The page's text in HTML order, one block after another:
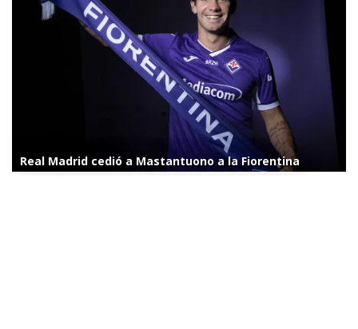
Real Madrid cedió a Mastantuono a la Fiorentina